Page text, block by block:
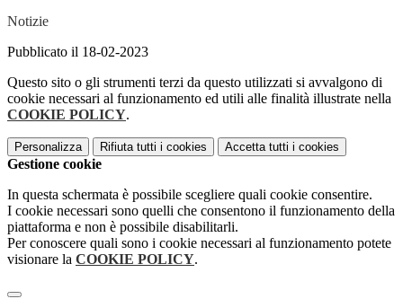
Notizie
Pubblicato il 18-02-2023
Questo sito o gli strumenti terzi da questo utilizzati si avvalgono di
cookie necessari al funzionamento ed utili alle finalità illustrate nella
COOKIE POLICY.
Personalizza Rifiuta tutti i cookies Accetta tutti i cookies
Gestione cookie
In questa schermata è possibile scegliere quali cookie consentire.
I cookie necessari sono quelli che consentono il funzionamento della
piattaforma e non è possibile disabilitarli.
Per conoscere quali sono i cookie necessari al funzionamento potete
visionare la COOKIE POLICY.